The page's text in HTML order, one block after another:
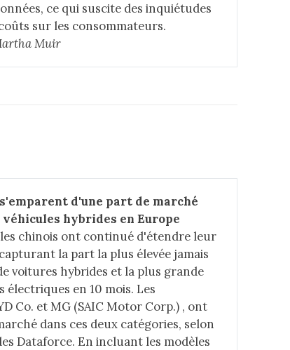
ce qui suscite des inquiétudes
sur les consommateurs.
Muir
d'une part de marché
hybrides en Europe
chinois ont continué d'étendre leur
la part la plus élevée jamais
voitures hybrides et la plus grande
en 10 mois. Les
Co. et MG (SAIC Motor Corp.) , ont
dans ces deux catégories, selon
Dataforce. En incluant les modèles